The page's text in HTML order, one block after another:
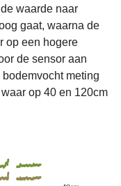
waarde naar
gaat, waarna de
op een hogere
de sensor aan
meting
op 40 en 120cm